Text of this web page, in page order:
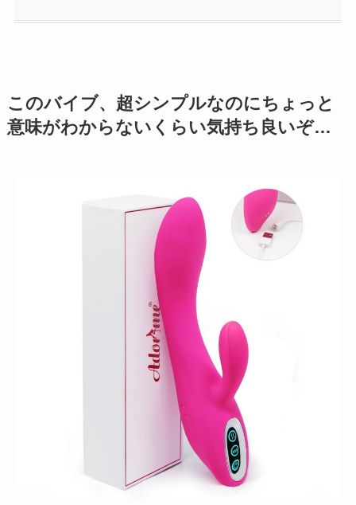
このバイブ、超シンプルなのにちょっと
意味がわからないくらい気持ち良いぞ…